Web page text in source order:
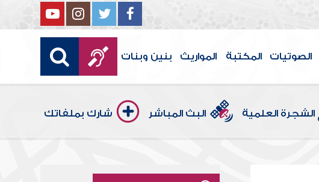
الصوتيات المكتبة المواريث بنين وبنات
الشجرة العلمية البث المباشر شارك بملفاتك